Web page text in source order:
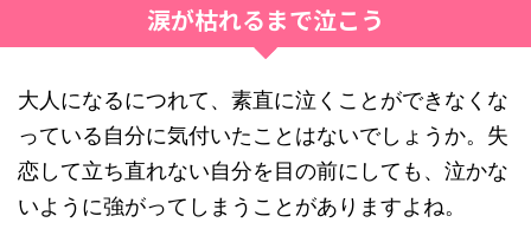
涙が枯れるまで泣こう
大人になるにつれて、素直に泣くことができなくな
っている自分に気付いたことはないでしょうか。失
恋して立ち直れない自分を目の前にしても、泣かな
いように強がってしまうことがありますよね。